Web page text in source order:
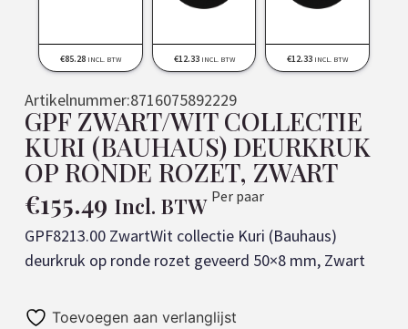
€85.28 INCL. BTW €12.33 INCL. BTW €12.33 INCL. BTW
Artikelnummer:8716075892229
GPF ZWART/WIT COLLECTIE
KURI (BAUHAUS) DEURKRUK
OP RONDE ROZET, ZWART
€155.49 Incl. BTW Per paar
GPF8213.00 ZwartWit collectie Kuri (Bauhaus)
deurkruk op ronde rozet geveerd 50×8 mm, Zwart
Toevoegen aan verlanglijst